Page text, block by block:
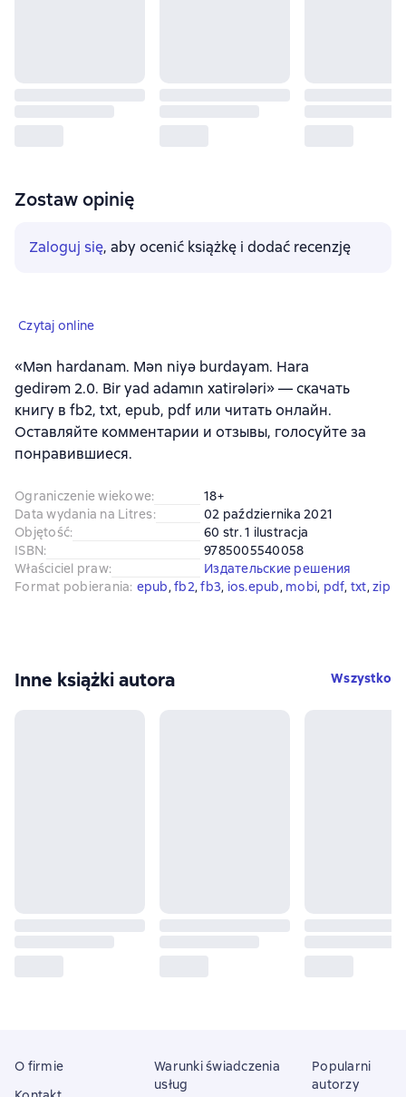
Zostaw opinię
Zaloguj się, aby ocenić książkę i dodać recenzję
Czytaj online
«Mən hardanam. Mən niyə burdayam. Hara
gedirəm 2.0. Bir yad adamın xatirələri» — скачать
книгу в fb2, txt, epub, pdf или читать онлайн.
Оставляйте комментарии и отзывы, голосуйте за
понравившиеся.
Ograniczenie wiekowe:
18+
Data wydania na Litres:
02 października 2021
Objętość:
60 str. 1 ilustracja
ISBN:
9785005540058
Właściciel praw:
Издательские решения
Format pobierania: epub, fb2, fb3, ios.epub, mobi, pdf, txt, zip
Inne książki autora Wszystko
O firmie
Warunki świadczenia
usług
Popularni
autorzy